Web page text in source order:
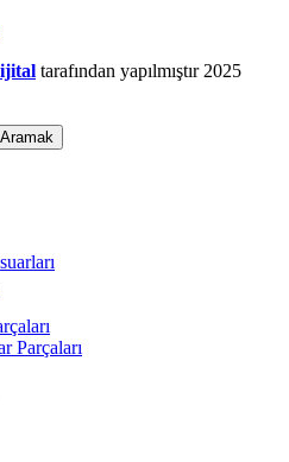
tarafından yapılmıştır 2025
Aramak
Parçaları